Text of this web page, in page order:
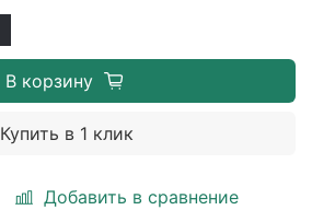
Добавить в сравнение
В корзину
Купить в 1 клик